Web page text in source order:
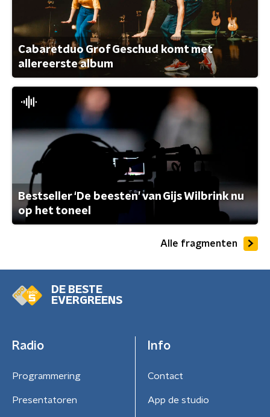
Cabaretduo Grof Geschud komt met
allereerste album
Bestseller ‘De beesten’ van Gijs Wilbrink nu
op het toneel
Alle fragmenten
DE BESTE
EVERGREENS
Radio
Programmering
Presentatoren
Info
Contact
App de studio